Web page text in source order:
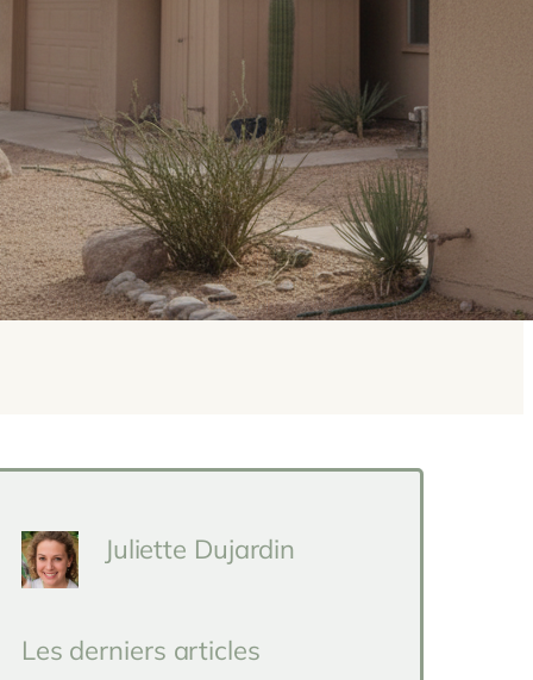
Juliette Dujardin
Les derniers articles